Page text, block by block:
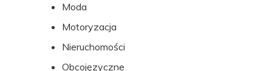
Moda
Motoryzacja
Nieruchomości
Obcojęzyczne